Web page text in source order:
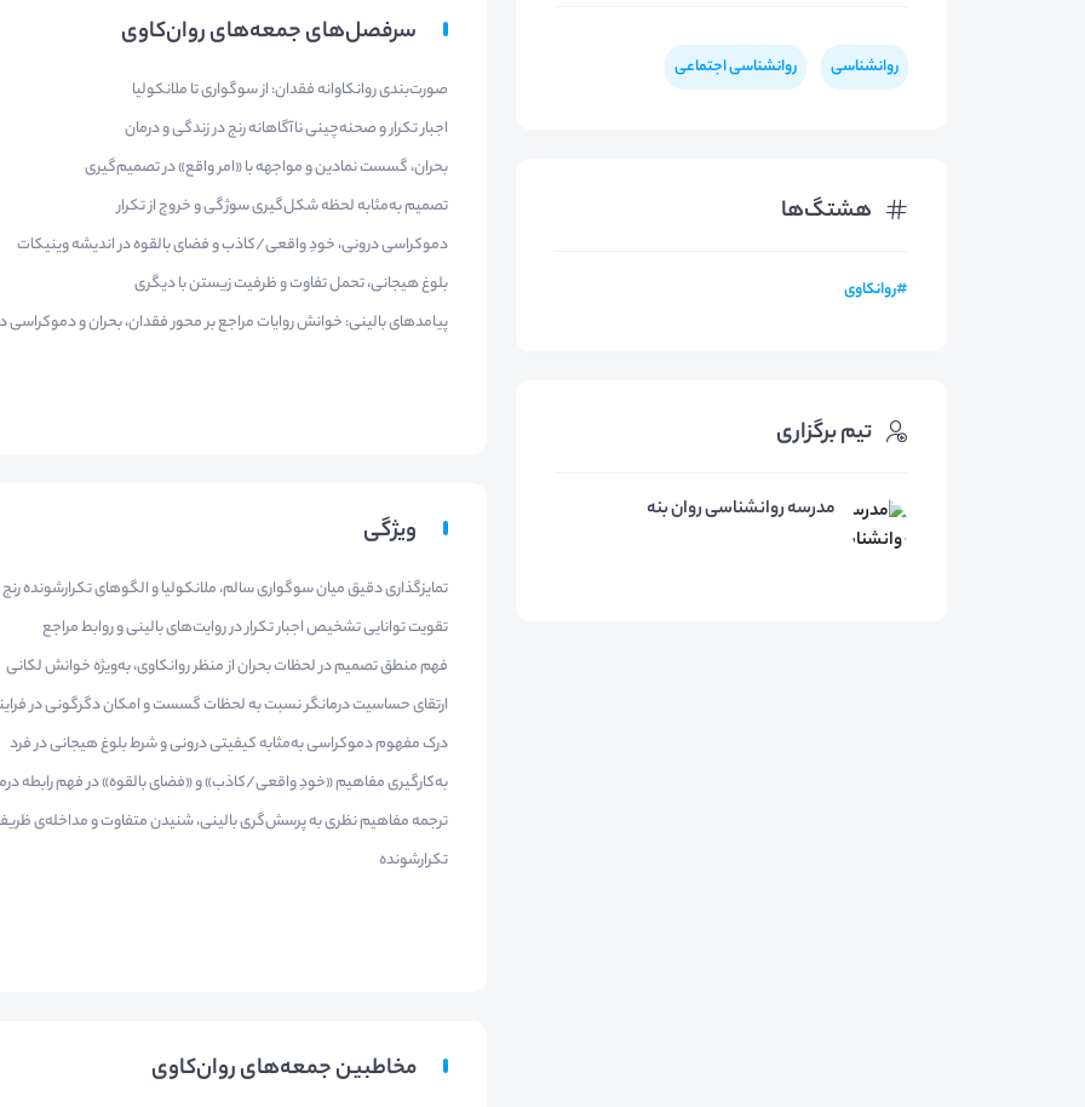
روانشناسی روانشناسی اجتماعی
هشتگ‌ها
#روانکاوی
تیم برگزاری
مدرسه روانشناسی روان بنه
سرفصل‌های جمعه‌های روان‌کاوی
صورت‌بندی روانکاوانه فقدان: از سوگواری تا ملانکولیا
اجبار تکرار و صحنه‌چینی ناآگاهانه رنج در زندگی و درمان
بحران، گسست نمادین و مواجهه با «امر واقع» در تصمیم‌گیری
تصمیم به‌مثابه لحظه شکل‌گیری سوژگی و خروج از تکرار
دموکراسی درونی، خودِ واقعی/کاذب و فضای بالقوه در اندیشه وینیکات
بلوغ هیجانی، تحمل تفاوت و ظرفیت زیستن با دیگری
پیامدهای بالینی: خوانش روایات مراجع بر محور فقدان، بحران و دموکراسی
ویژگی
تمایزگذاری دقیق میان سوگواری سالم، ملانکولیا و الگوهای تکرارشونده رنج
تقویت توانایی تشخیص اجبار تکرار در روایت‌های بالینی و روابط مراجع
فهم منطق تصمیم در لحظات بحران از منظر روانکاوی، به‌ویژه خوانش لکانی
ارتقای حساسیت درمانگر نسبت به لحظات گسست و امکان دگرگونی در
درک مفهوم دموکراسی به‌مثابه کیفیتی درونی و شرط بلوغ هیجانی در فرد
به‌کارگیری مفاهیم «خودِ واقعی/کاذب» و «فضای بالقوه» در فهم رابطه
ترجمه مفاهیم نظری به پرسش‌گری بالینی، شنیدن متفاوت و مداخله‌ی
تکرارشونده
مخاطبین جمعه‌های روان‌کاوی